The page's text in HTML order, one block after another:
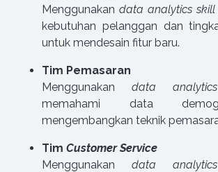
Menggunakan data analytics skill
kebutuhan pelanggan dan
untuk mendesain fitur baru.
Tim Pemasaran
Menggunakan data
memahami data
mengembangkan teknik
Tim Customer Service
Menggunakan data